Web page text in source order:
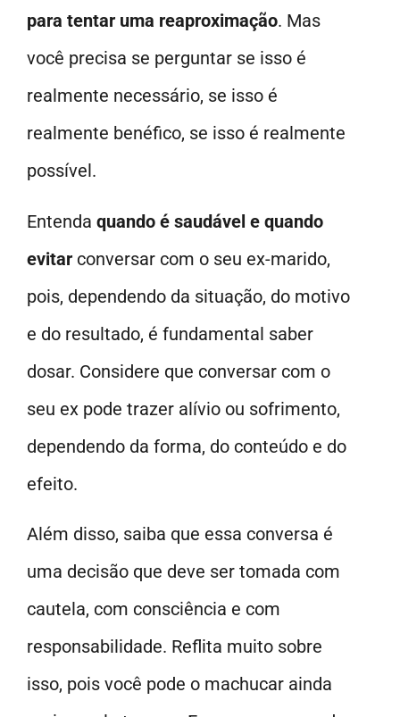
para tentar uma reaproximação. Mas
você precisa se perguntar se isso é
realmente necessário, se isso é
realmente benéfico, se isso é realmente
possível.
Entenda quando é saudável e quando
evitar conversar com o seu ex-marido,
pois, dependendo da situação, do motivo
e do resultado, é fundamental saber
dosar. Considere que conversar com o
seu ex pode trazer alívio ou sofrimento,
dependendo da forma, do conteúdo e do
efeito.
Além disso, saiba que essa conversa é
uma decisão que deve ser tomada com
cautela, com consciência e com
responsabilidade. Reflita muito sobre
isso, pois você pode o machucar ainda